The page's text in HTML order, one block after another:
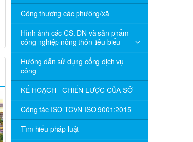
Công thương các phường/xã
Hình ảnh các CS, DN và sản phẩm
công nghiệp nông thôn tiêu biểu
Hướng dẫn sử dụng cổng dịch vụ
công
KẾ HOẠCH - CHIẾN LƯỢC CỦA SỞ
Công tác ISO TCVN ISO 9001:2015
Tìm hiểu pháp luật